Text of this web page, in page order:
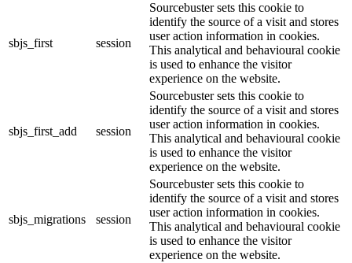
sbjs_first session
Sourcebuster sets this cookie to
identify the source of a visit and stores
user action information in cookies.
This analytical and behavioural cookie
is used to enhance the visitor
experience on the website.
sbjs_first_add session
Sourcebuster sets this cookie to
identify the source of a visit and stores
user action information in cookies.
This analytical and behavioural cookie
is used to enhance the visitor
experience on the website.
sbjs_migrations session
Sourcebuster sets this cookie to
identify the source of a visit and stores
user action information in cookies.
This analytical and behavioural cookie
is used to enhance the visitor
experience on the website.